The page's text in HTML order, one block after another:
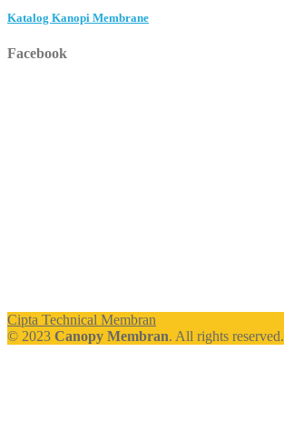
Katalog Kanopi Membrane
Facebook
Cipta Technical Membran
© 2023 Canopy Membran. All rights reserved.